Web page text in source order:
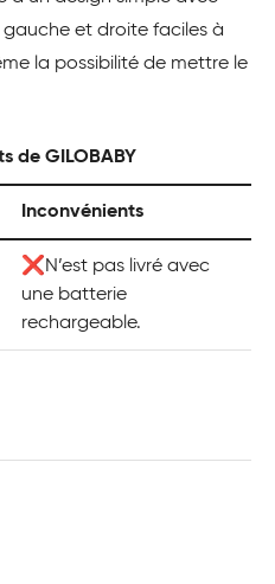
et droite faciles à
la possibilité de mettre le
de GILOBABY
Inconvénients
❌N’est pas livré avec
une batterie
rechargeable.